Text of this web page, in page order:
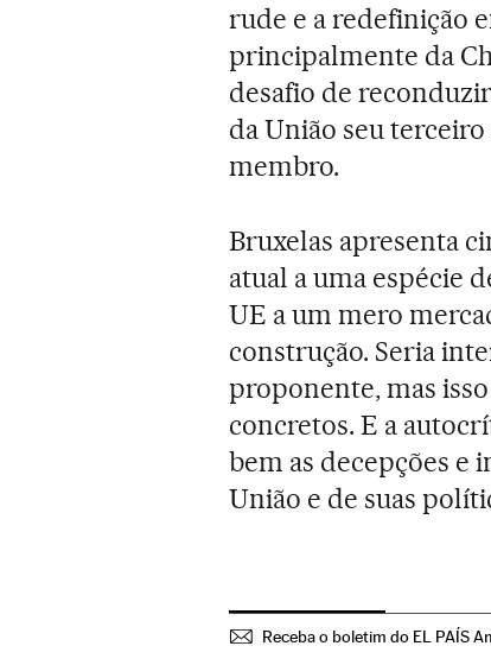
rude e a redefinição
principalmente da
desafio de
da União seu
membro.
Bruxelas apresenta
atual a uma espécie
UE a um mero
construção. Seria
proponente, mas
concretos. E a
bem as decepções e
União e de suas
Receba o boletim do EL PAÍS